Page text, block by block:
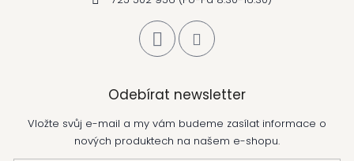
Odebírat newsletter
Vložte svůj e-mail a my vám budeme zasílat informace o
nových produktech na našem e-shopu.